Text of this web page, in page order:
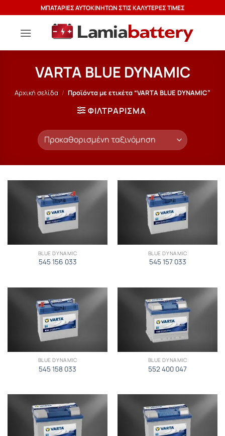
στο
περιεχόμενο
ΜΠΑΤΑΡΙΕΣ ΑΥΤΟΚΙΝΗΤΩΝ ΣΤΙΣ ΚΑΛΥΤΕΡΕΣ ΤΙΜΕΣ
VARTA BLUE DYNAMIC
Αρχική σελίδα / Προϊόντα με ετικέτα “VARTA BLUE DYNAMIC”
ΦΙΛΤΡΆΡΙΣΜΑ
BLUE DYNAMIC
545 156 033
BLUE DYNAMIC
545 157 033
BLUE DYNAMIC
545 158 033
BLUE DYNAMIC
552 400 047